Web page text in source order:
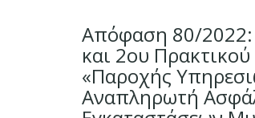
Απόφαση 80/2022:
και 2ου
«Παροχής
Αναπληρωτή